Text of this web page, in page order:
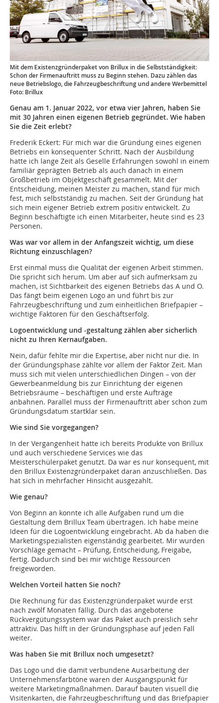
Mit dem Existenzgründerpaket von Brillux in die Selbstständigkeit:
Schon der Firmenauftritt muss zu Beginn stehen. Dazu zählen das
neue Betriebslogo, die Fahrzeugbeschriftung und andere Werbemittel
Foto: Brillux
Genau am 1. Januar 2022, vor etwa vier Jahren, haben Sie
mit 30 Jahren einen eigenen Betrieb gegründet. Wie haben
Sie die Zeit erlebt?
Frederik Eckert: Für mich war die Gründung eines eigenen
Betriebs ein konsequenter Schritt. Nach der Ausbildung
hatte ich lange Zeit als Geselle Erfahrungen sowohl in einem
familiär geprägten Betrieb als auch danach in einem
Großbetrieb im Objektgeschäft gesammelt. Mit der
Entscheidung, meinen Meister zu machen, stand für mich
fest, mich selbstständig zu machen. Seit der Gründung hat
sich mein eigener Betrieb extrem positiv entwickelt. Zu
Beginn beschäftigte ich einen Mitarbeiter, heute sind es 23
Personen.
Was war vor allem in der Anfangszeit wichtig, um diese
Richtung einzuschlagen?
Erst einmal muss die Qualität der eigenen Arbeit stimmen.
Die spricht sich herum. Um aber auf sich aufmerksam zu
machen, ist Sichtbarkeit des eigenen Betriebs das A und O.
Das fängt beim eigenen Logo an und führt bis zur
Fahrzeugbeschriftung und zum einheitlichen Briefpapier –
wichtige Faktoren für den Geschäftserfolg.
Logoentwicklung und -gestaltung zählen aber sicherlich
nicht zu Ihren Kernaufgaben.
Nein, dafür fehlte mir die Expertise, aber nicht nur die. In
der Gründungsphase zählte vor allem der Faktor Zeit. Man
muss sich mit vielen unterschiedlichen Dingen – von der
Gewerbeanmeldung bis zur Einrichtung der eigenen
Betriebsräume – beschäftigen und erste Aufträge
anbahnen. Parallel muss der Firmenauftritt aber schon zum
Gründungsdatum startklar sein.
Wie sind Sie vorgegangen?
In der Vergangenheit hatte ich bereits Produkte von Brillux
und auch verschiedene Services wie das
Meisterschülerpaket genutzt. Da war es nur konsequent, mit
den Brillux Existenzgründerpaket daran anzuschließen. Das
hat sich in mehrfacher Hinsicht ausgezahlt.
Wie genau?
Von Beginn an konnte ich alle Aufgaben rund um die
Gestaltung dem Brillux Team übertragen. Ich habe meine
Ideen für die Logoentwicklung eingebracht. Ab da haben die
Marketingspezialisten eigenständig gearbeitet. Mir wurden
Vorschläge gemacht – Prüfung, Entscheidung, Freigabe,
fertig. Dadurch sind bei mir wichtige Ressourcen
freigeworden.
Welchen Vorteil hatten Sie noch?
Die Rechnung für das Existenzgründerpaket wurde erst
nach zwölf Monaten fällig. Durch das angebotene
Rückvergütungssystem war das Paket auch preislich sehr
attraktiv. Das hilft in der Gründungsphase auf jeden Fall
weiter.
Was haben Sie mit Brillux noch umgesetzt?
Das Logo und die damit verbundene Ausarbeitung der
Unternehmensfarbtöne waren der Ausgangspunkt für
weitere Marketingmaßnahmen. Darauf bauten visuell die
Visitenkarten, die Fahrzeugbeschriftung und das Briefpapier